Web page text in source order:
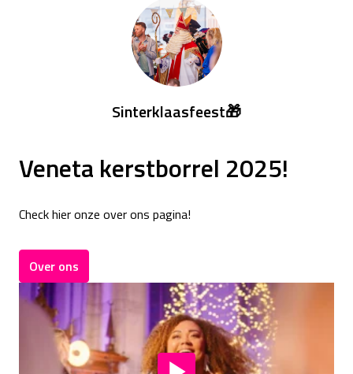
Sinterklaasfeest🎁
Veneta kerstborrel 2025!
Check hier onze over ons pagina!
Over ons